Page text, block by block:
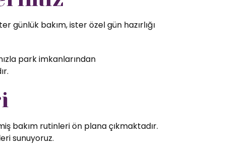
bakım, ister özel gün hazırlığı
park imkanlarından
bakım rutinleri ön plana çıkmaktadır.
sunuyoruz.